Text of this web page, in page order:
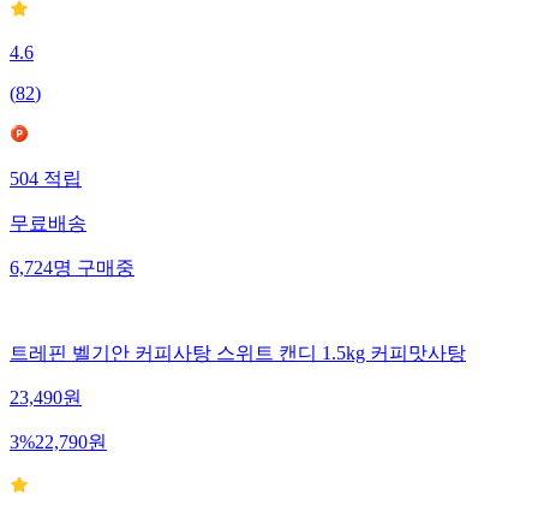
4.6
(82)
504적립
무료배송
6,724명구매중
트레핀 벨기안 커피사탕 스위트 캔디 1.5kg 커피맛사탕
23,490원
3%22,790원